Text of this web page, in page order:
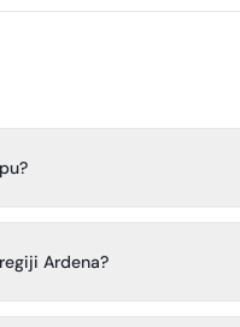
Ardena?